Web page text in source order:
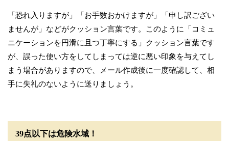
「恐れ入りますが」「お手数おかけますが」「申し訳ござい
ませんが」などがクッション言葉です。このように「コミュ
ニケーションを円滑に且つ丁寧にする」クッション言葉です
が、誤った使い方をしてしまっては逆に悪い印象を与えてし
まう場合がありますので、メール作成後に一度確認して、相
手に失礼のないように送りましょう。
39点以下は危険水域！